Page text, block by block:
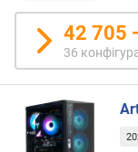
T
u
r
b
o
C
o
r
42 705
36